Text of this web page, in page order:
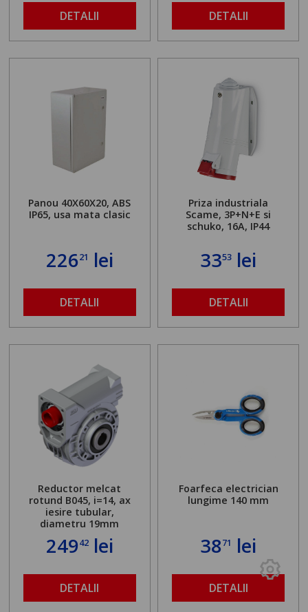
DETALII DETALII
Panou 40X60X20, ABS
IP65, usa mata clasic
22621 lei
DETALII
Priza industriala
Scame, 3P+N+E si
schuko, 16A, IP44
3353 lei
DETALII
Reductor melcat
rotund B045, i=14, ax
iesire tubular,
diametru 19mm
24942lei
DETALII
Foarfeca electrician
lungime 140 mm
3871 lei
DETALII